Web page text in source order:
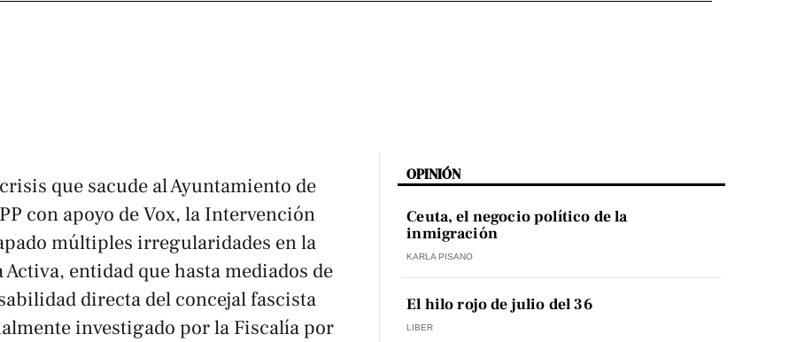
que sacude al Ayuntamiento de
con apoyo de Vox, la Intervención
múltiples irregularidades en la
entidad que hasta mediados de
directa del concejal fascista
investigado por la Fiscalía por
OPINIÓN
Ceuta, el negocio político de la
inmigración
KARLA PISANO
El hilo rojo de julio del 36
LIBER